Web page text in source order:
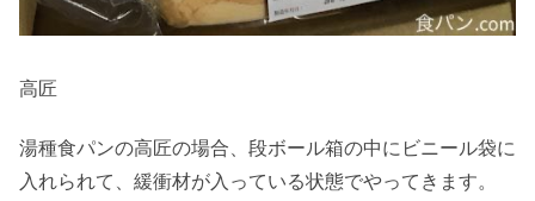
高匠
湯種食パンの高匠の場合、段ボール箱の中にビニール袋に
入れられて、緩衝材が入っている状態でやってきます。